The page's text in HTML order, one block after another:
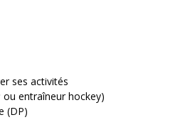
ses activités
entraîneur hockey)
(DP)